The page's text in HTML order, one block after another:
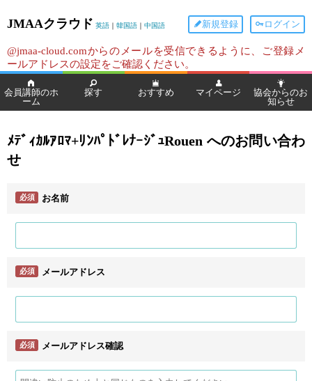
JMAAクラウド 英語 ｜ 韓国語 ｜ 中国語 ログイン
新規登録
@jmaa-cloud.comからのメールを受信できるように、ご登録メ
ールアドレスの設定をご確認ください。
会員講師のホ
ーム
探す おすすめ マイページ
協会からのお
知らせ
ﾒﾃﾞｨｶﾙｱﾛﾏ+ﾘﾝﾊﾟﾄﾞﾚﾅｰｼﾞｭRouen へのお問い合わ
せ
お名前
必須
メールアドレス
必須
メールアドレス確認
必須